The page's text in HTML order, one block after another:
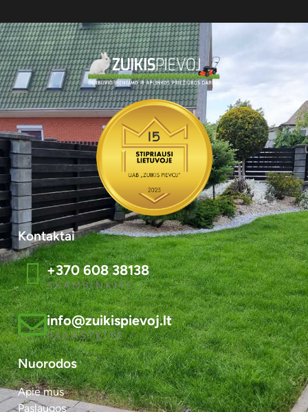
Kontaktai
+370 608 38138
SKAMBINKITE
info@zuikispievoj.lt
PARAŠYKITE
Nuorodos
Apie mus
Paslaugos